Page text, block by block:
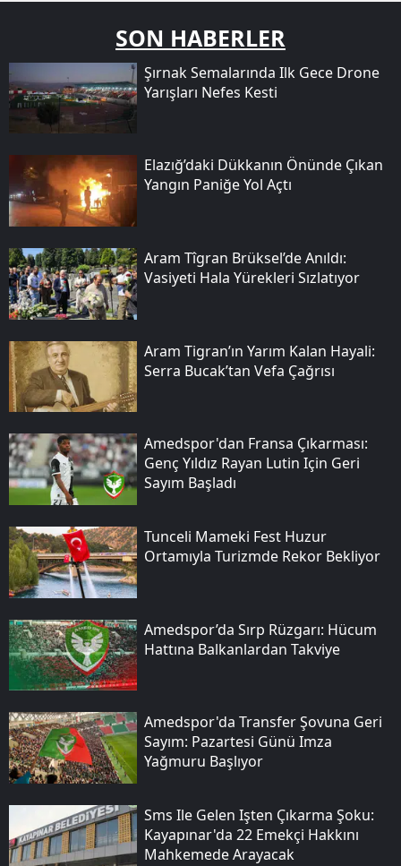
SON HABERLER
Şırnak Semalarında Ilk Gece Drone
Yarışları Nefes Kesti
Elazığ’daki Dükkanın Önünde Çıkan
Yangın Paniğe Yol Açtı
Aram Tîgran Brüksel’de Anıldı:
Vasiyeti Hala Yürekleri Sızlatıyor
Aram Tigran’ın Yarım Kalan Hayali:
Serra Bucak’tan Vefa Çağrısı
Amedspor'dan Fransa Çıkarması:
Genç Yıldız Rayan Lutin Için Geri
Sayım Başladı
Tunceli Mameki Fest Huzur
Ortamıyla Turizmde Rekor Bekliyor
Amedspor’da Sırp Rüzgarı: Hücum
Hattına Balkanlardan Takviye
Amedspor'da Transfer Şovuna Geri
Sayım: Pazartesi Günü Imza
Yağmuru Başlıyor
Sms Ile Gelen Işten Çıkarma Şoku:
Kayapınar'da 22 Emekçi Hakkını
Mahkemede Arayacak